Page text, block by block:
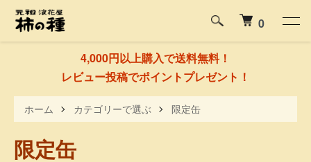
4,000円以上購入で送料無料！
レビュー投稿でポイントプレゼント！
0
ホーム カテゴリーで選ぶ 限定缶
限定缶